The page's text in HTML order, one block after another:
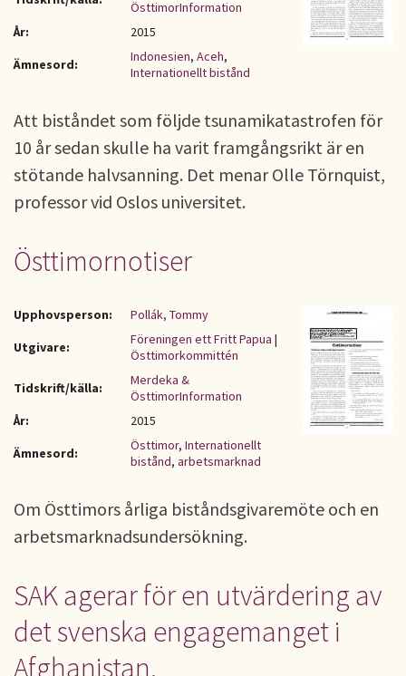
ÖsttimorInformation
År:
2015
Ämnesord:
Indonesien, Aceh,
Internationellt bistånd
Att biståndet som följde tsunamikatastrofen för
10 år sedan skulle ha varit framgångsrikt är en
stötande halvsanning. Det menar Olle Törnquist,
professor vid Oslos universitet.
Östtimornotiser
Upphovsperson:
Pollák, Tommy
Utgivare:
Föreningen ett Fritt Papua |
Östtimorkommittén
Tidskrift/källa:
Merdeka &
ÖsttimorInformation
År:
2015
Ämnesord:
Östtimor, Internationellt
bistånd, arbetsmarknad
Om Östtimors årliga biståndsgivaremöte och en
arbetsmarknadsundersökning.
SAK agerar för en utvärdering av
det svenska engagemanget i
Afghanistan.